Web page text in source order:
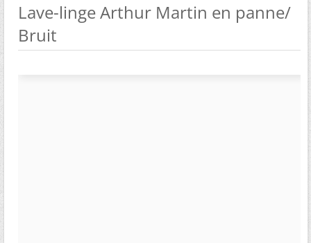
Lave-linge Arthur Martin en panne/
Bruit